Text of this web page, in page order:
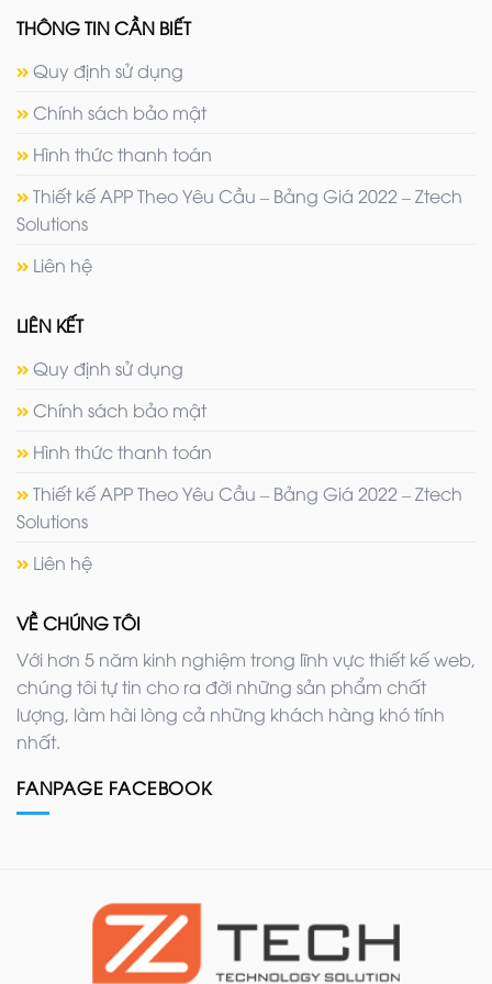
THÔNG TIN CẦN BIẾT
Quy định sử dụng
Chính sách bảo mật
Hình thức thanh toán
Thiết kế APP Theo Yêu Cầu – Bảng Giá 2022 – Ztech
Solutions
Liên hệ
LIÊN KẾT
Quy định sử dụng
Chính sách bảo mật
Hình thức thanh toán
Thiết kế APP Theo Yêu Cầu – Bảng Giá 2022 – Ztech
Solutions
Liên hệ
VỀ CHÚNG TÔI
Với hơn 5 năm kinh nghiệm trong lĩnh vực thiết kế web,
chúng tôi tự tin cho ra đời những sản phẩm chất
lượng, làm hài lòng cả những khách hàng khó tính
nhất.
FANPAGE FACEBOOK